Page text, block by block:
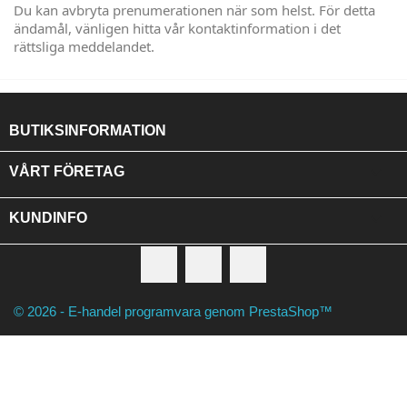
Du kan avbryta prenumerationen när som helst. För detta
ändamål, vänligen hitta vår kontaktinformation i det
rättsliga meddelandet.
BUTIKSINFORMATION
VÅRT FÖRETAG
KUNDINFO
© 2026 - E-handel programvara genom PrestaShop™